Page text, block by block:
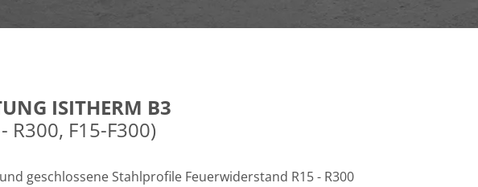
ISITHERM B3
R300, F15-F300)
geschlossene Stahlprofile Feuerwiderstand R15 - R300